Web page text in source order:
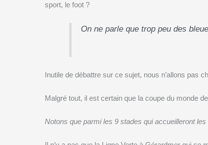
sport, le foot ?
On ne parle que trop peu des
Inutile de débattre sur ce sujet, nous n’allons pas
Malgré tout, il est certain que la coupe du monde
Notons que parmi les 9 stades qui accueilleront